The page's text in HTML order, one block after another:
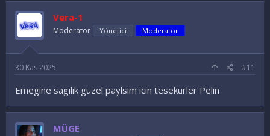
Vera-1
Moderator Yönetici Moderator
30 Kas 2025 #11
Emegine sagilik güzel paylsim icin tesekürler Pelin
MÜGE